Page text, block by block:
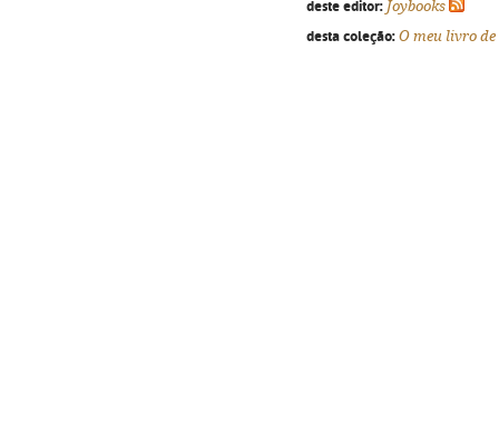
deste editor: Joybooks
desta coleção: O meu livro de